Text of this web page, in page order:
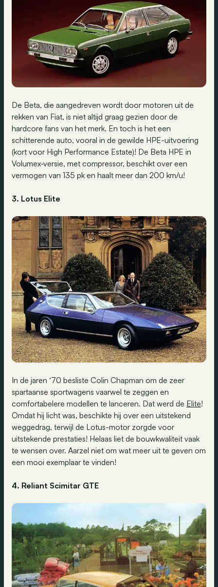
De Beta, die aangedreven wordt door motoren uit de
rekken van Fiat, is niet altijd graag gezien door de
hardcore fans van het merk. En toch is het een
schitterende auto, vooral in de gewilde HPE-uitvoering
(kort voor High Performance Estate)! De Beta HPE in
Volumex-versie, met compressor, beschikt over een
vermogen van 135 pk en haalt meer dan 200 km/u!
3. Lotus Elite
In de jaren ‘70 besliste Colin Chapman om de zeer
spartaanse sportwagens vaarwel te zeggen en
comfortabelere modellen te lanceren. Dat werd de Elite!
Omdat hij licht was, beschikte hij over een uitstekend
weggedrag, terwijl de Lotus-motor zorgde voor
uitstekende prestaties! Helaas liet de bouwkwaliteit vaak
te wensen over. Aarzel niet om wat meer uit te geven om
een mooi exemplaar te vinden!
4. Reliant Scimitar GTE